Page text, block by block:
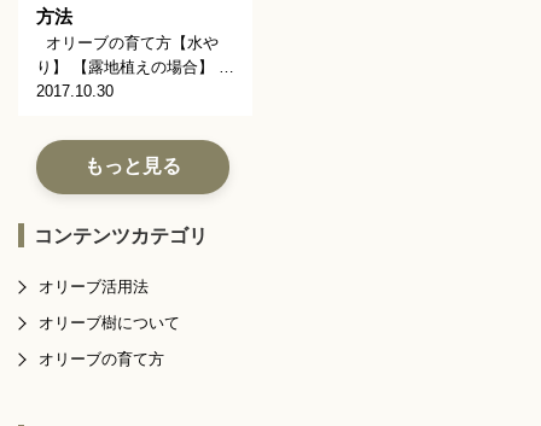
方法
オリーブの育て方【水や
り】 【露地植えの場合】 …
2017.10.30
もっと見る
コンテンツカテゴリ
オリーブ活用法
オリーブ樹について
オリーブの育て方